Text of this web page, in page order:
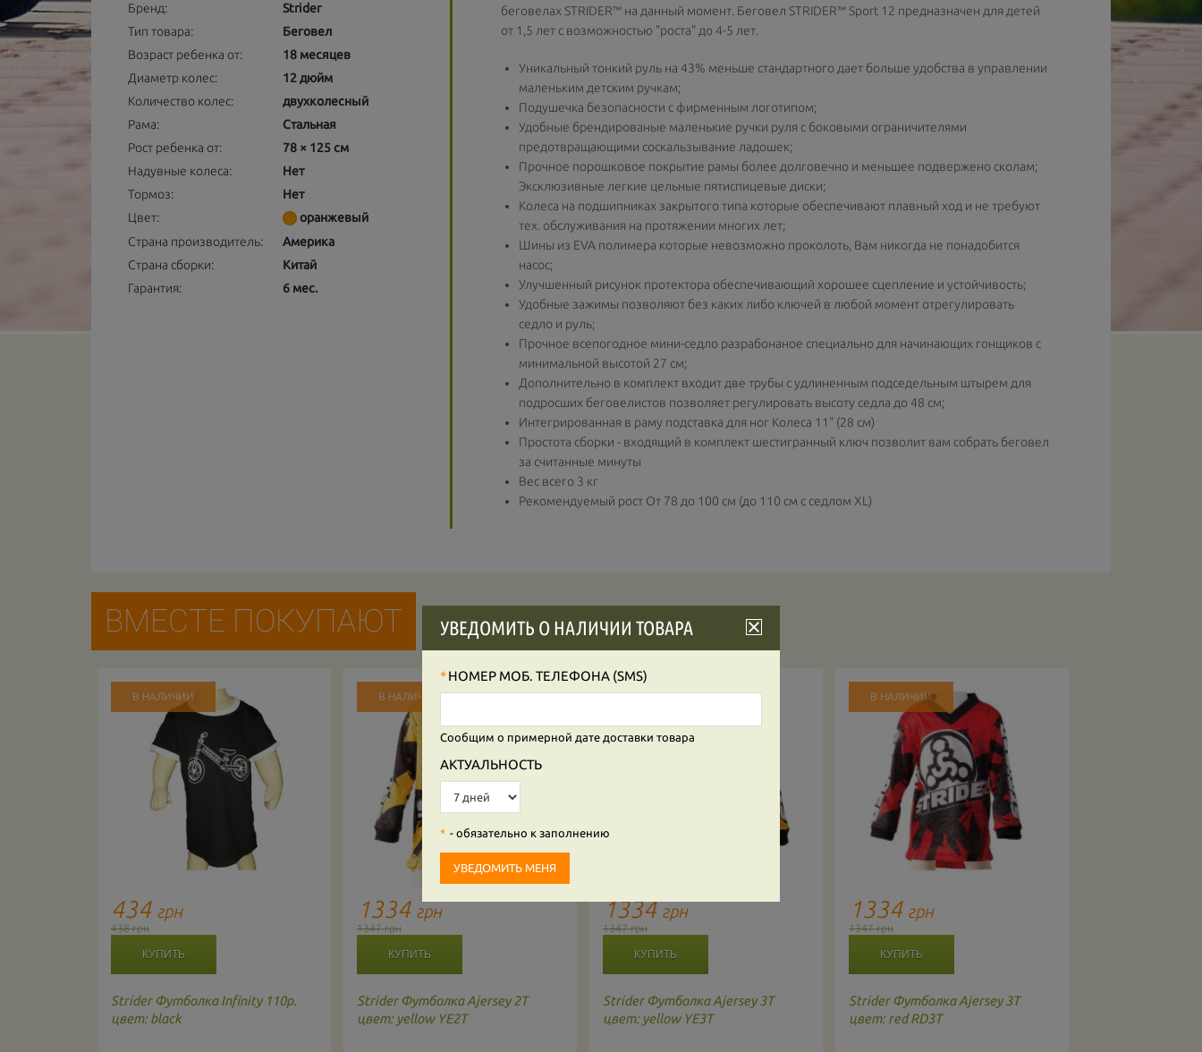
Бренд:
Strider
Тип товара:
Беговел
Возраст ребенка от:
18 месяцев
Диаметр колес:
12 дюйм
Количество колес:
двухколесный
Рама:
Стальная
Рост ребенка от:
78 × 125 см
Надувные колеса:
Нет
Тормоз:
Нет
Цвет:
оранжевый
Страна производитель:
Америка
Страна сборки:
Китай
Гарантия:
6 мес.
беговелах STRIDER™ на данный момент. Беговел STRIDER™ Sport 12 предназначен для детей
от 1,5 лет с возможностью "роста" до 4-5 лет.
Уникальный тонкий руль на 43% меньше стандартного дает больше удобства в управлении
маленьким детским ручкам;
Подушечка безопасности с фирменным логотипом;
Удобные брендированые маленькие ручки руля с боковыми ограничителями
предотвращающими соскальзывание ладошек;
Прочное порошковое покрытие рамы более долговечно и меньшее подвержено сколам;
Эксклюзивные легкие цельные пятиспицевые диски;
Колеса на подшипниках закрытого типа которые обеспечивают плавный ход и не требуют
тех. обслуживания на протяжении многих лет;
Шины из EVA полимера которые невозможно проколоть, Вам никогда не понадобится
насос;
Улучшенный рисунок протектора обеспечивающий хорошее сцепление и устойчивость;
Удобные зажимы позволяют без каких либо ключей в любой момент отрегулировать
седло и руль;
Прочное всепогодное мини-седло разрабонаное специально для начинающих гонщиков с
минимальной высотой 27 см;
Дополнительно в комплект входит две трубы с удлиненным подседельным штырем для
подросших беговелистов позволяет регулировать высоту седла до 48 см;
Интегрированная в раму подставка для ног Колеса 11" (28 см)
Простота сборки - входящий в комплект шестигранный ключ позволит вам собрать беговел
за считанные минуты
Вес всего 3 кг
Рекомендуемый рост От 78 до 100 см (до 110 см с седлом XL)
ВМЕСТЕ ПОКУПАЮТ
В НАЛИЧИИ
434 грн
438 грн
Strider Футболка Infinity 110р.
цвет: black
В НАЛИЧИИ
1334 грн
1347 грн
Strider Футболка Ajersey 2T
цвет: yellow YE2T
В НАЛИЧИИ
1334грн
1347 грн
Strider Футболка Ajersey 3T
цвет: yellow YE3T
В НАЛИЧИИ
1334 грн
1347 грн
Strider Футболка Ajersey 3T
цвет: red RD3T
УВЕДОМИТЬ О НАЛИЧИИ ТОВАРА
НОМЕР МОБ. ТЕЛЕФОНА (SMS)
Cообщим о примерной дате доставки товара
АКТУАЛЬНОСТЬ
- обязательно к заполнению